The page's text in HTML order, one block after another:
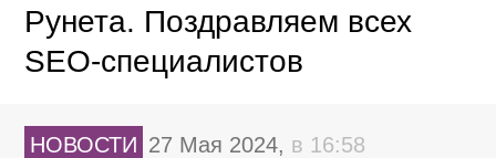
Рунета. Поздравляем всех
SEO-специалистов
НОВОСТИ 27 Мая 2024, в 16:58